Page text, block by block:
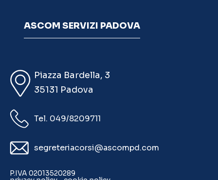
ASCOM SERVIZI PADOVA
Piazza Bardella, 3
35131 Padova
Tel. 049/8209711
segreteriacorsi@ascompd.com
P.IVA 02013520289